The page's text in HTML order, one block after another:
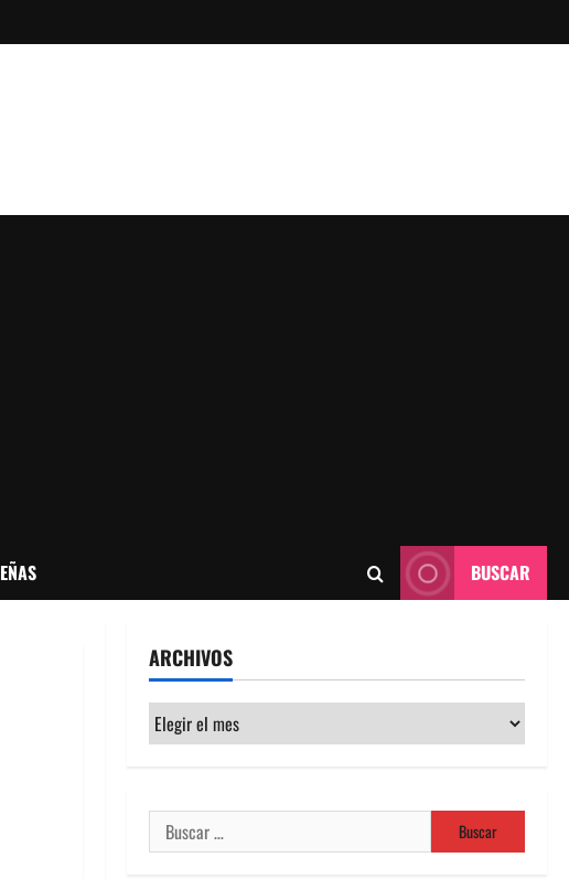
BUSCAR
ARCHIVOS
Archivos
Buscar: